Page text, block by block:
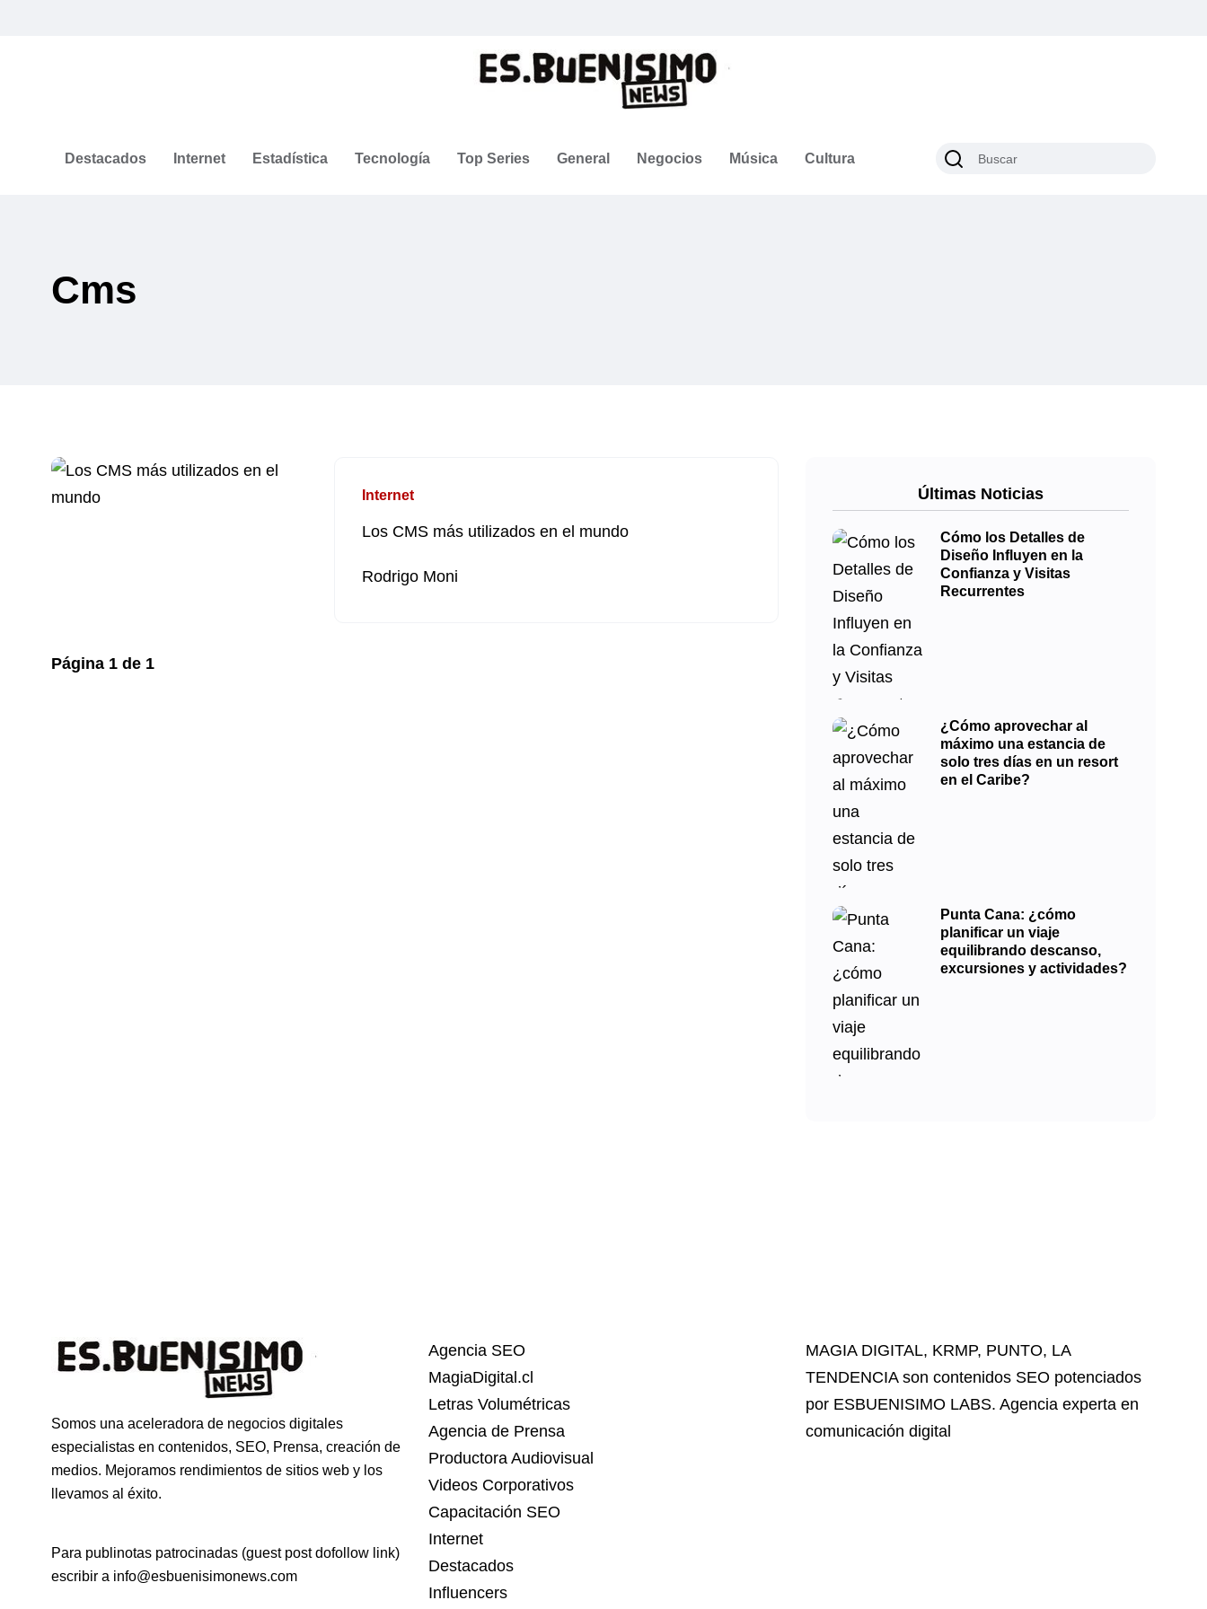
Destacados Internet Estadística Tecnología Top Series General Negocios Música Cultura
Cms
Internet
Los CMS más utilizados en el mundo
Rodrigo Moni
Página 1 de 1
Últimas Noticias
Cómo los Detalles de
Diseño Influyen en la
Confianza y Visitas
Recurrentes
¿Cómo aprovechar al
máximo una estancia de
solo tres días en un resort
en el Caribe?
Punta Cana: ¿cómo
planificar un viaje
equilibrando descanso,
excursiones y actividades?
Somos una aceleradora de negocios digitales
especialistas en contenidos, SEO, Prensa, creación de
medios. Mejoramos rendimientos de sitios web y los
llevamos al éxito.
Para publinotas patrocinadas (guest post dofollow link)
escribir a info@esbuenisimonews.com
Agencia SEO
MagiaDigital.cl
Letras Volumétricas
Agencia de Prensa
Productora Audiovisual
Videos Corporativos
Capacitación SEO
Internet
Destacados
Influencers
MAGIA DIGITAL, KRMP, PUNTO, LA
TENDENCIAson contenidos SEO potenciados
por ESBUENISIMO LABS. Agencia experta en
comunicación digital